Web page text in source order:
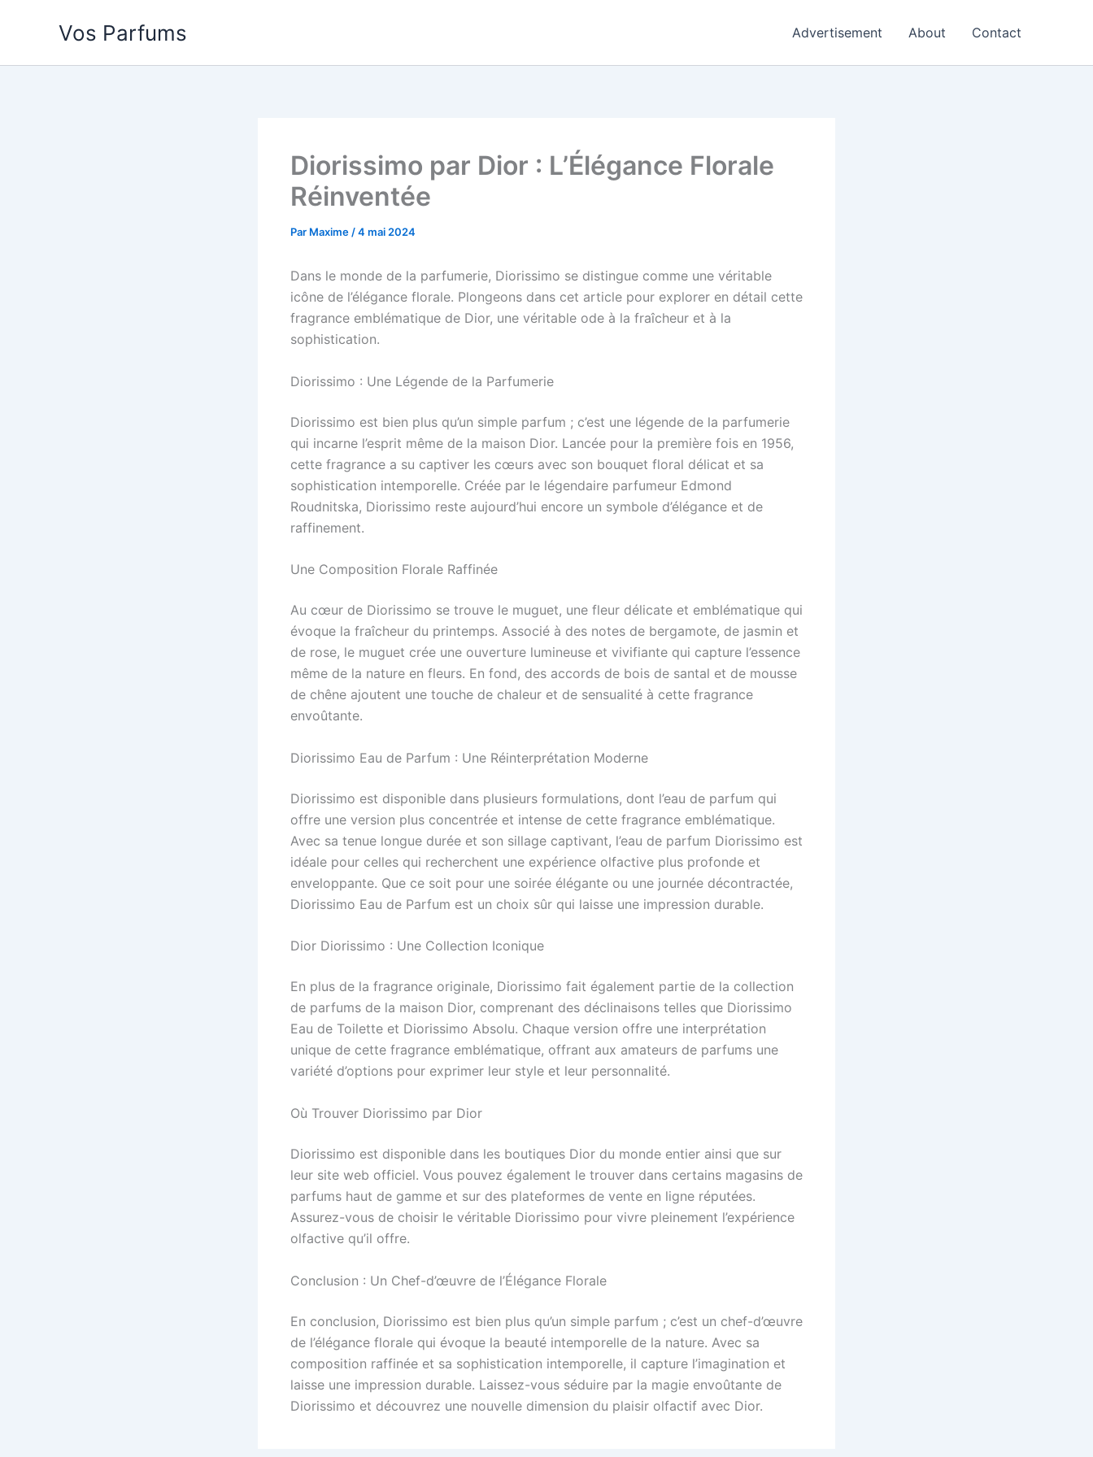
Vos Parfums Advertisement About Contact
Diorissimo par Dior : L’Élégance Florale
Réinventée
Par Maxime /4 mai 2024
Dans le monde de la parfumerie, Diorissimo se distingue comme une véritable
icône de l’élégance florale. Plongeons dans cet article pour explorer en détail cette
fragrance emblématique de Dior, une véritable ode à la fraîcheur et à la
sophistication.
Diorissimo : Une Légende de la Parfumerie
Diorissimo est bien plus qu’un simple parfum ; c’est une légende de la parfumerie
qui incarne l’esprit même de la maison Dior. Lancée pour la première fois en 1956,
cette fragrance a su captiver les cœurs avec son bouquet floral délicat et sa
sophistication intemporelle. Créée par le légendaire parfumeur Edmond
Roudnitska, Diorissimo reste aujourd’hui encore un symbole d’élégance et de
raffinement.
Une Composition Florale Raffinée
Au cœur de Diorissimo se trouve le muguet, une fleur délicate et emblématique qui
évoque la fraîcheur du printemps. Associé à des notes de bergamote, de jasmin et
de rose, le muguet crée une ouverture lumineuse et vivifiante qui capture l’essence
même de la nature en fleurs. En fond, des accords de bois de santal et de mousse
de chêne ajoutent une touche de chaleur et de sensualité à cette fragrance
envoûtante.
Diorissimo Eau de Parfum : Une Réinterprétation Moderne
Diorissimo est disponible dans plusieurs formulations, dont l’eau de parfum qui
offre une version plus concentrée et intense de cette fragrance emblématique.
Avec sa tenue longue durée et son sillage captivant, l’eau de parfum Diorissimo est
idéale pour celles qui recherchent une expérience olfactive plus profonde et
enveloppante. Que ce soit pour une soirée élégante ou une journée décontractée,
Diorissimo Eau de Parfum est un choix sûr qui laisse une impression durable.
Dior Diorissimo : Une Collection Iconique
En plus de la fragrance originale, Diorissimo fait également partie de la collection
de parfums de la maison Dior, comprenant des déclinaisons telles que Diorissimo
Eau de Toilette et Diorissimo Absolu. Chaque version offre une interprétation
unique de cette fragrance emblématique, offrant aux amateurs de parfums une
variété d’options pour exprimer leur style et leur personnalité.
Où Trouver Diorissimo par Dior
Diorissimo est disponible dans les boutiques Dior du monde entier ainsi que sur
leur site web officiel. Vous pouvez également le trouver dans certains magasins de
parfums haut de gamme et sur des plateformes de vente en ligne réputées.
Assurez-vous de choisir le véritable Diorissimo pour vivre pleinement l’expérience
olfactive qu’il offre.
Conclusion : Un Chef-d’œuvre de l’Élégance Florale
En conclusion, Diorissimo est bien plus qu’un simple parfum ; c’est un chef-d’œuvre
de l’élégance florale qui évoque la beauté intemporelle de la nature. Avec sa
composition raffinée et sa sophistication intemporelle, il capture l’imagination et
laisse une impression durable. Laissez-vous séduire par la magie envoûtante de
Diorissimo et découvrez une nouvelle dimension du plaisir olfactif avec Dior.